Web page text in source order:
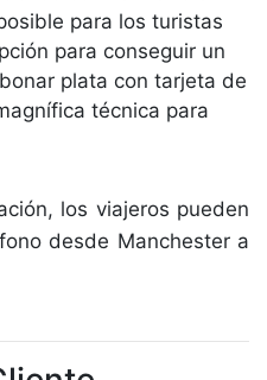
para los turistas
para conseguir un
plata con tarjeta de
técnica para
los viajeros pueden
desde Manchester a